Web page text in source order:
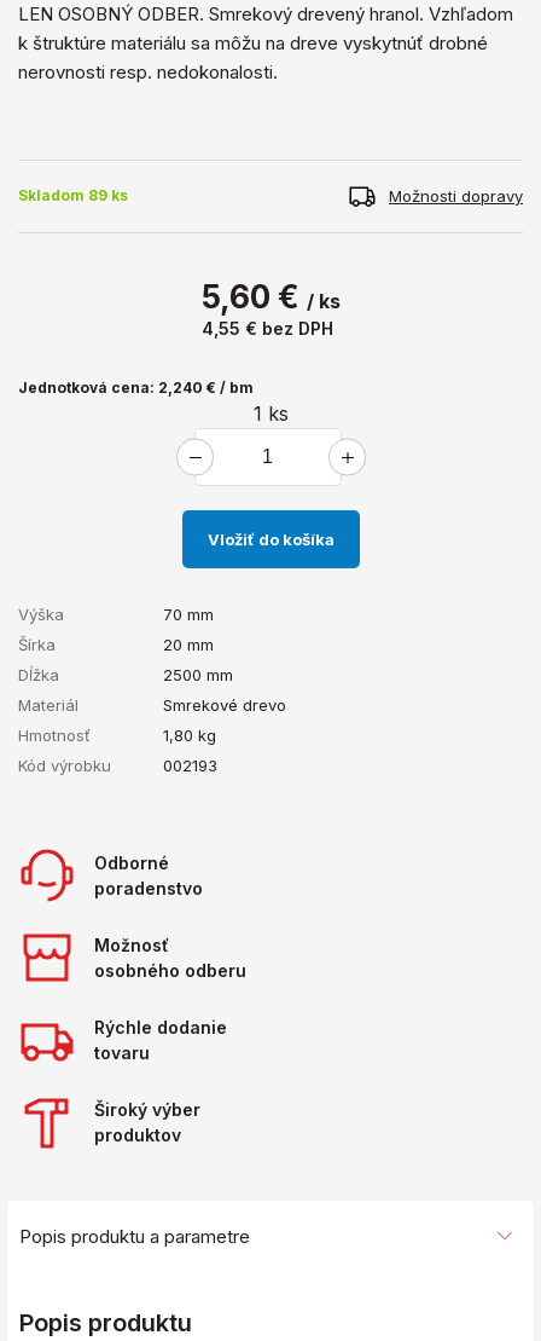
LEN OSOBNÝ ODBER. Smrekový drevený hranol. Vzhľadom
k štruktúre materiálu sa môžu na dreve vyskytnúť drobné
nerovnosti resp. nedokonalosti.
Skladom 89 ks Možnosti dopravy
5,60 € / ks
4,55 € bez DPH
Jednotková cena: 2,240 € / bm
1 ks
Vložiť do košíka
Výška
70 mm
Šírka
20 mm
Dĺžka
2500 mm
Materiál
Smrekové drevo
Hmotnosť
1,80 kg
Kód výrobku
002193
Odborné
poradenstvo
Možnosť
osobného odberu
Rýchle dodanie
tovaru
Široký výber
produktov
Popis produktu a parametre
Popis produktu